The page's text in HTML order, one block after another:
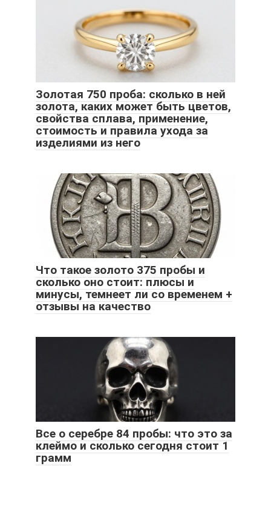
Золотая 750 проба: сколько в ней
золота, каких может быть цветов,
свойства сплава, применение,
стоимость и правила ухода за
изделиями из него
Что такое золото 375 пробы и
сколько оно стоит: плюсы и
минусы, темнеет ли со временем +
отзывы на качество
Все о серебре 84 пробы: что это за
клеймо и сколько сегодня стоит 1
грамм